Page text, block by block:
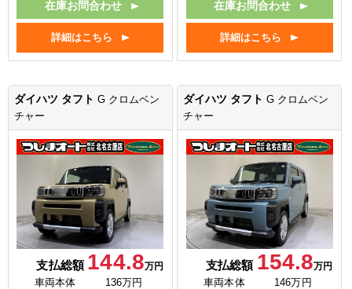
在庫お問合わせ
詳細はこちら
在庫お問合わせ
詳細はこちら
ダイハツ タフト G クロムベン
チャー
支払総額 144.8万円
車両本体
136万円
ダイハツ タフトG クロムベン
チャー
支払総額 154.8万円
車両本体
146万円